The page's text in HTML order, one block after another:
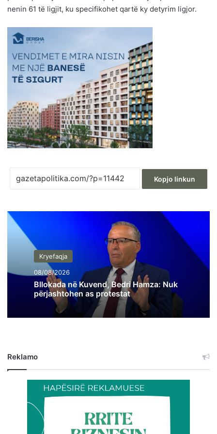
nenin 61 të ligjit, ku specifikohet qartë ky detyrim ligjor.
Kopjo linkun
Kryefaqja
08/08/2026
Bllokada në Kuvend, Bedri Hamza: Nuk
përjashtohen as protestat
Reklamo